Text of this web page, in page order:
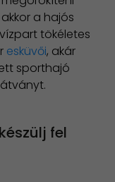
a hajós
tökéletes
esküvői, akár
sporthajó
fel